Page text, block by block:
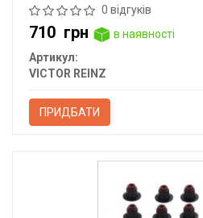
0 відгуків
710 грн
в наявності
Артикул:
VICTOR REINZ
ПРИДБАТИ